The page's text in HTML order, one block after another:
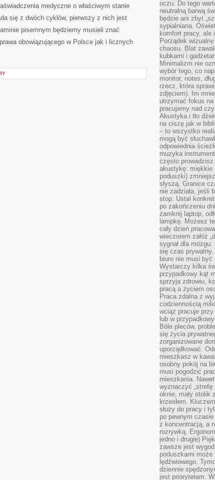
medyczne o właściwym stanie
się z dwóch cyklów, pierwszy z nich jest
pisemnym będziemy musieli znać
obowiązującego w Polsce jak i licznych
oczu. Do tego
neutralną barwą
będzie ani zbyt
sypialniana.
komfort pracy, ale
Porządek
chaosu. Blat
kubkami i
Minimalizm nie
wybór tego, co
monitor, notes,
rzecz, która
zdjęciem). Im
utrzymać fokus
pracujemy nad
Akustyka i tło
na ciszę jak w
– to wszystko
mogą być
odpowiednia
muzyka
często
akustykę: miękkie
poduszki)
słyszą. Granice
nie zadziała, jeśli
stop. Ustal
po zakończeniu
zamknij laptop,
lampkę. Możesz
cały dzień
wieczorem załóż
sygnał dla
się czas prywatny.
biuro nie musi być
Wystarczy kilka
przypadkowy kąt
sprzyja zdrowiu,
pracą a życiem
Praca zdalna z
codziennością
wciąż pracuje
lub w
Bóle pleców,
się życia
zorganizowane
uporządkować.
mieszkasz w
osobny pokój na
musi pogodzić
mieszkania.
wyznaczyć „strefę
oknie, mały stolik
krzesłem.
służy do pracy i
po pewnym
z koncentracją, a
rozrywką.
jedno i drugie)
zawsze jest
poduszkami może
lędźwiowego.
dziennie
jest priorytetem.